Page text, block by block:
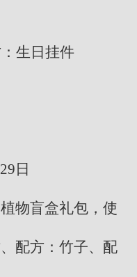
生日挂件
日
物盲盒礼包，使
配方：竹子、配